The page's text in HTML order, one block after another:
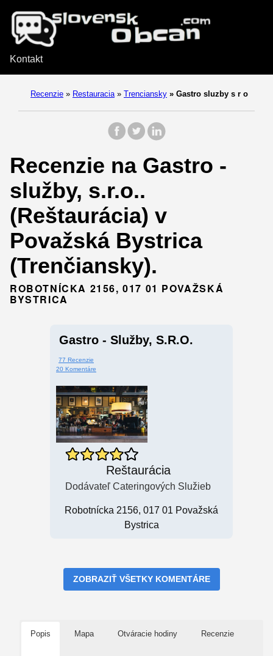
Kontakt
Recenzie » Restauracia » Trenciansky » Gastro sluzby s r o
Recenzie na Gastro -
služby, s.r.o..
(Reštaurácia) v
Považská Bystrica
(Trenčiansky).
ROBOTNÍCKA 2156, 017 01 POVAŽSKÁ
BYSTRICA
Gastro - Služby, S.r.o.
77 Recenzie
20 Komentáre
Reštaurácia
Dodávateľ Cateringových Služieb
Robotnícka 2156, 017 01 Považská
Bystrica
ZOBRAZIŤ VŠETKY KOMENTÁRE
Popis Mapa Otváracie hodiny Recenzie